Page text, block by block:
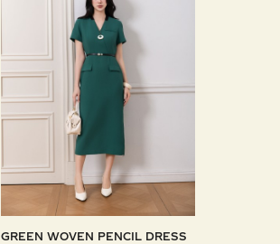
GREEN WOVEN PENCIL DRESS